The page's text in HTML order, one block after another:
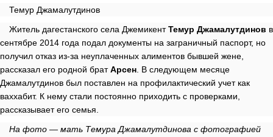
Темур Джамалутдинов
Житель дагестанского села ДжемикентТемур Джамалутдинов в
сентябре 2014 года подал документы на заграничный паспорт, но
получил отказ из-за неуплаченных алиментов бывшей жене,
рассказал его родной братАрсен . В следующем месяце
Джамалутдинов был поставлен на профилактический учет как
ваххабит. К нему стали постоянно приходить с проверками,
рассказывает его семья.
На фото — мать Темура Джамалутдинова с фотографией